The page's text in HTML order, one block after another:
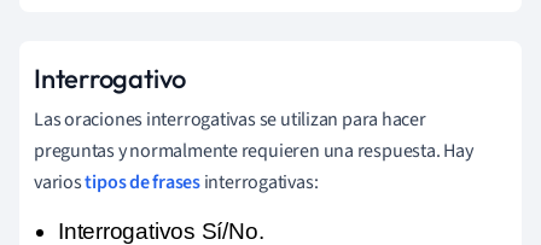
Interrogativo
Las oraciones interrogativas se utilizan para hacer
preguntas y normalmente requieren una respuesta. Hay
variostipos de frasesinterrogativas:
Interrogativos Sí/No.